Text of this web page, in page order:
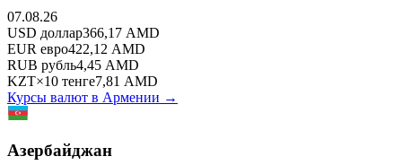
07.08.26
USD доллар366,17 AMD
EUR евро422,12 AMD
RUB рубль4,45 AMD
KZT×10 тенге7,81 AMD
Курсы валют в Армении →
Азербайджан